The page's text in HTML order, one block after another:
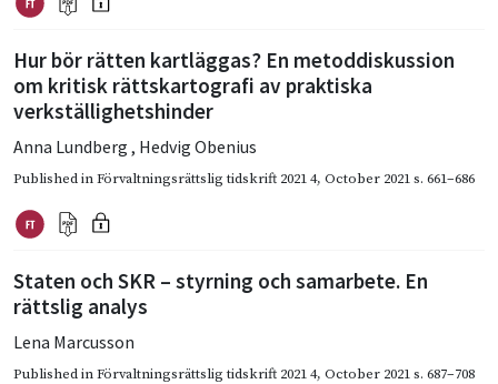
Hur bör rätten kartläggas? En metoddiskussion
om kritisk rättskartografi av praktiska
verkställighetshinder
Anna Lundberg , Hedvig Obenius
Published inFörvaltningsrättslig tidskrift 2021 4, October 2021s. 661–686
Staten och SKR – styrning och samarbete. En
rättslig analys
Lena Marcusson
Published inFörvaltningsrättslig tidskrift 2021 4, October 2021s. 687–708